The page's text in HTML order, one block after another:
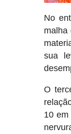
No
malha
sua
O
10